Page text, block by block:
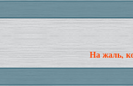
На жаль,